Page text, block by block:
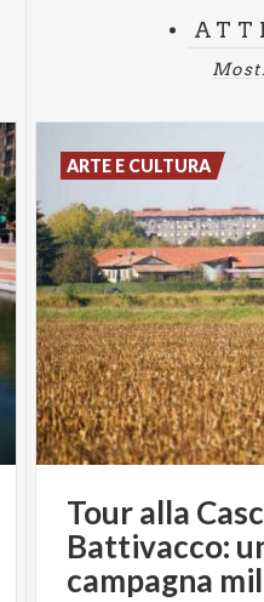
Tour alla
Battivacco:
campagna
ARTE E CULTURA